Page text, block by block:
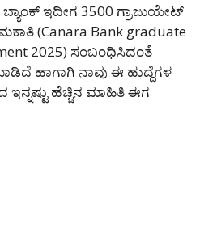
ಇದೀಗ 3500 ಗ್ರಾಜುಯೇಟ್
(Canara Bank graduate
2025) ಸಂಬಂಧಿಸಿದಂತೆ
ಹಾಗಾಗಿ ನಾವು ಈ ಹುದ್ದೆಗಳ
ಹೆಚ್ಚಿನ ಮಾಹಿತಿ ಈಗ